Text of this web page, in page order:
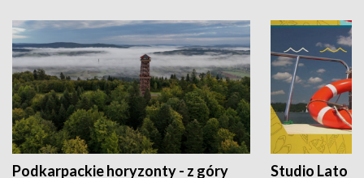
Podkarpackie horyzonty - z góry
Studio Lato